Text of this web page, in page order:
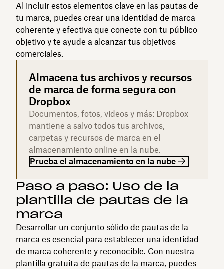
Al incluir estos elementos clave en las pautas de
tu marca, puedes crear una identidad de marca
coherente y efectiva que conecte con tu público
objetivo y te ayude a alcanzar tus objetivos
comerciales.
Almacena tus archivos y recursos
de marca de forma segura con
Dropbox
Documentos, fotos, videos y más: Dropbox
mantiene a salvo todos tus archivos,
carpetas y recursos de marca en el
almacenamiento online en la nube.
Prueba el almacenamiento en la nube
Paso a paso: Uso de la
plantilla de pautas de la
marca
Desarrollar un conjunto sólido de pautas de la
marca es esencial para establecer una identidad
de marca coherente y reconocible. Con nuestra
plantilla gratuita de pautas de la marca, puedes